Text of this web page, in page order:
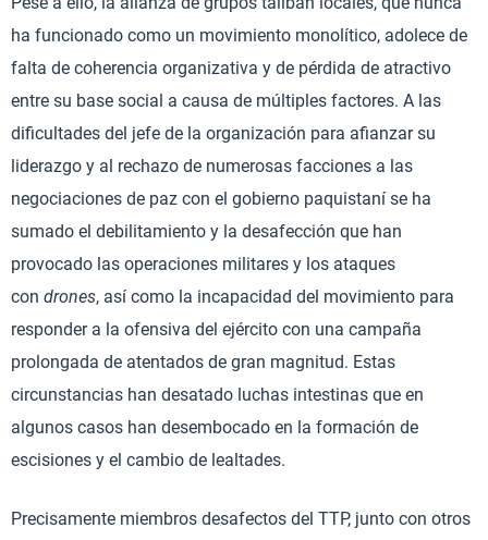
ha funcionado como un movimiento monolítico, adolece de
falta de coherencia organizativa y de pérdida de atractivo
entre su base social a causa de múltiples factores. A las
dificultades del jefe de la organización para afianzar su
liderazgo y al rechazo de numerosas facciones a las
negociaciones de paz con el gobierno paquistaní se ha
sumado el debilitamiento y la desafección que han
provocado las operaciones militares y los ataques
con drones, así como la incapacidad del movimiento para
responder a la ofensiva del ejército con una campaña
prolongada de atentados de gran magnitud. Estas
circunstancias han desatado luchas intestinas que en
algunos casos han desembocado en la formación de
escisiones y el cambio de lealtades.
Precisamente miembros desafectos del TTP, junto con otros